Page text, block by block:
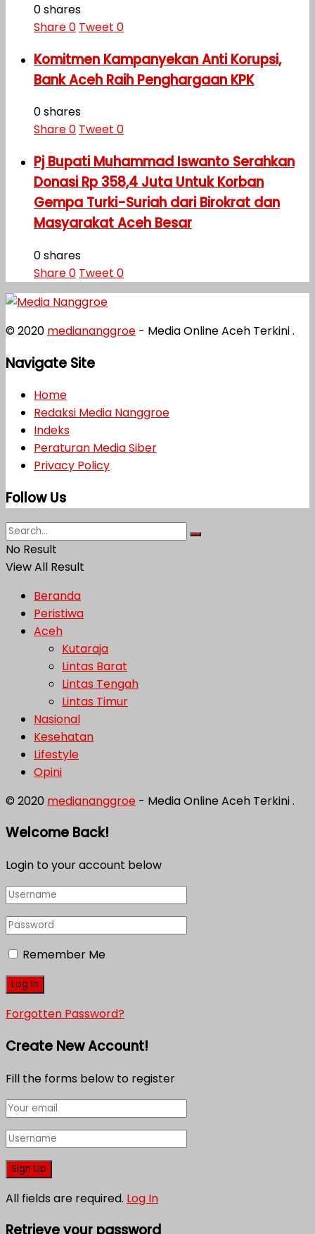
0 shares
Share0 Tweet 0
Komitmen Kampanyekan Anti Korupsi,
Bank Aceh Raih Penghargaan KPK
0 shares
Share0 Tweet 0
Pj Bupati Muhammad Iswanto Serahkan
Donasi Rp 358,4 Juta Untuk Korban
Gempa Turki-Suriah dari Birokrat dan
Masyarakat Aceh Besar
0 shares
Share0 Tweet 0
© 2020 mediananggroe - Media Online Aceh Terkini .
Navigate Site
Home
Redaksi Media Nanggroe
Indeks
Peraturan Media Siber
Privacy Policy
Follow Us
No Result
View All Result
Beranda
Peristiwa
Aceh
Kutaraja
Lintas Barat
Lintas Tengah
Lintas Timur
Nasional
Kesehatan
Lifestyle
Opini
© 2020 mediananggroe - Media Online Aceh Terkini .
Welcome Back!
Login to your account below
Remember Me
Forgotten Password?
Create New Account!
Fill the forms below to register
All fields are required. Log In